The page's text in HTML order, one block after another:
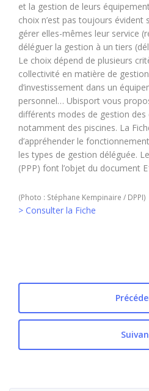
et la gestion de leurs
choix n’est pas toujours évident
gérer elles-mêmes leur service
déléguer la gestion à un tiers
Le choix dépend de plusieurs
collectivité en matière de
d’investissement dans un
personnel… Ubisport vous
différents modes de gestion
notamment des piscines. La
d’appréhender le
les types de gestion déléguée.
(PPP) font l’objet du document
(Photo : Stéphane Kempinaire / DPPI)
> Consulter la Fiche